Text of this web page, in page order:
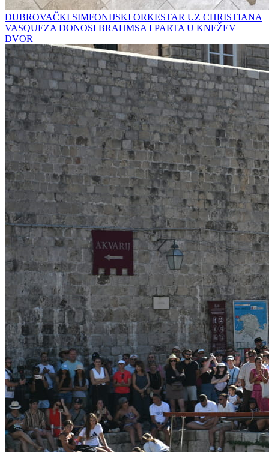
DUBROVAČKI SIMFONIJSKI ORKESTAR UZ CHRISTIANA
VASQUEZA DONOSI BRAHMSA I PARTA U KNEŽEV
DVOR